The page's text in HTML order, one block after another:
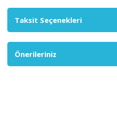
Taksit Seçenekleri
Önerileriniz